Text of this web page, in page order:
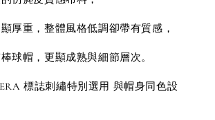
厚重，整體風格低調卻帶有質感，
球帽，更顯成熟與細節層次。
標誌刺繡特別選用 與帽身同色設